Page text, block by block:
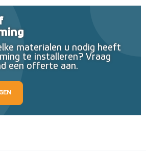
materialen u nodig heeft
te installeren? Vraag
een offerte aan.